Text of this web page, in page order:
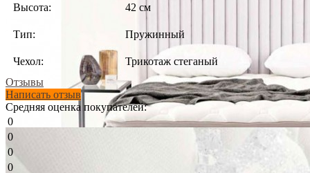
Высота: 42 см
Тип: Пружинный
Чехол:
Трикотаж стеганый
Отзывы
Написать отзыв
Средняя оценка покупателей:
0
0
0
0